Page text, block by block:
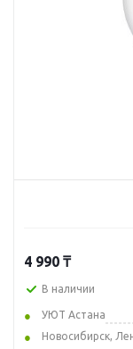
4 990 ₸
В наличии
УЮТ Астана
Новосибирск,